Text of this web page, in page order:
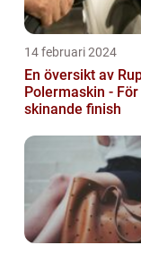
14 februari 2024
En översikt av
Polermaskin - För
skinande finish